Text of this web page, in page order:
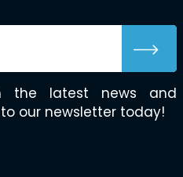
the latest news and
our newsletter today!